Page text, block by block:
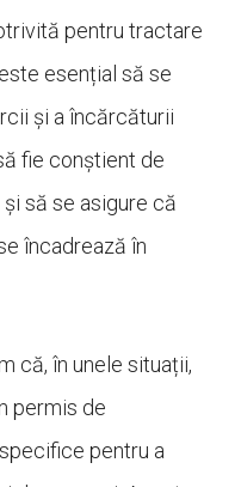
pentru tractare
esențial să se
și a încărcăturii
fie conștient de
să se asigure că
încadrează în
că, în unele situații,
permis de
pentru a